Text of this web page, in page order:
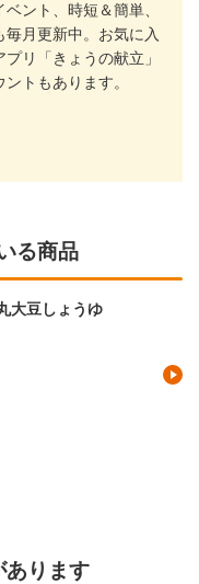
ント、時短＆簡単、
月更新中。お気に入
リ「きょうの献立」
トもあります。
る商品
大豆しょうゆ
あります